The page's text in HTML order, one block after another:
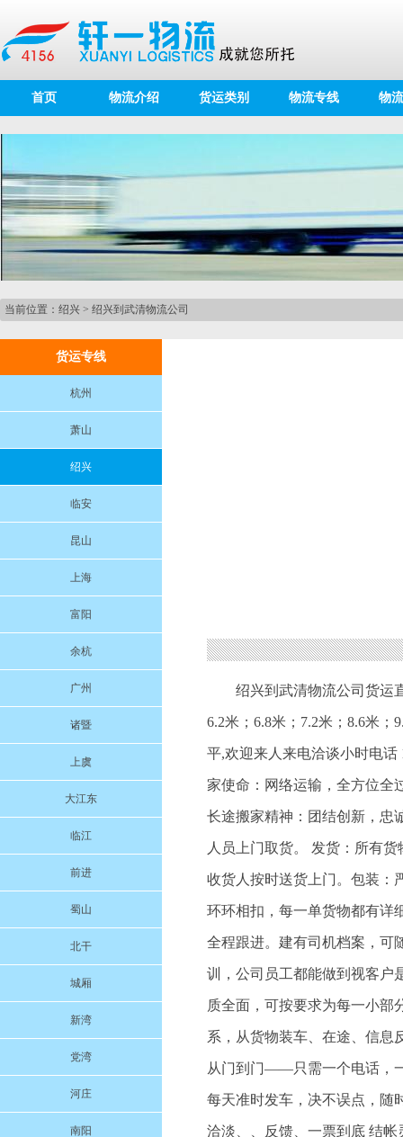
首页 物流介绍 货运类别 物流专线 物
当前位置： 绍兴 > 绍兴到武清物流公司
货运专线
杭州
萧山
绍兴
临安
昆山
上海
富阳
余杭
广州
诸暨
上虞
大江东
临江
前进
蜀山
北干
城厢
新湾
党湾
河庄
南阳
绍兴到武清物流公司货运
6.2米；6.8米；7.2米；8.6米
平,欢迎来人来电洽谈小时电
家使命：网络运输，全方位全
长途搬家精神：团结创新，忠
人员上门取货。 发货：所有
收货人按时送货上门。包装：
环环相扣，每一单货物都有详
全程跟进。建有司机档案，可
训，公司员工都能做到视客户
质全面，可按要求为每一小部
系，从货物装车、在途、信息
从门到门——只需一个电话，
每天准时发车，决不误点，随
洽淡、、反馈、一票到底 结